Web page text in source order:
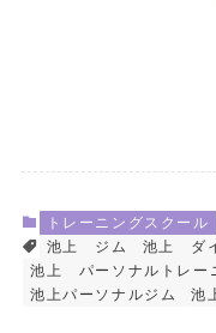
トレーニングスクール
池上 ジム
池上 ダ
池上 パーソナルトレー
池上パーソナルジム
池